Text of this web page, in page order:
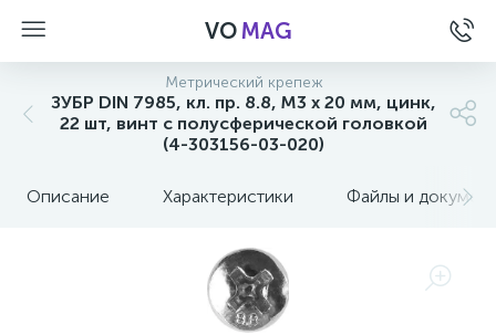
VOMAG
Метрический крепеж
ЗУБР DIN 7985, кл. пр. 8.8, M3 х 20 мм, цинк,
22 шт, винт с полусферической головкой
(4-303156-03-020)
Описание Характеристики Файлы и